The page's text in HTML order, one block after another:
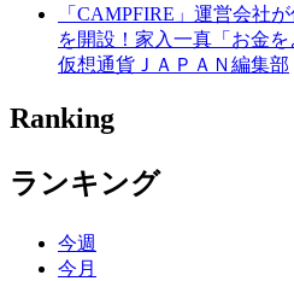
「CAMPFIRE」運営会社
を開設！家入一真「お金を
仮想通貨ＪＡＰＡＮ編集部
Ranking
ランキング
今週
今月